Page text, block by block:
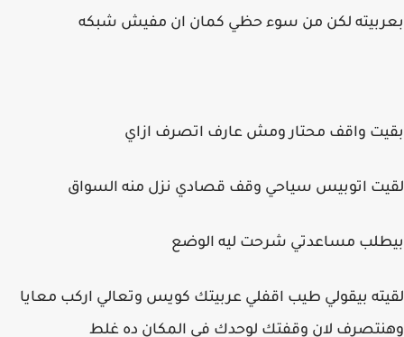
بعربيته لكن من سوء حظي كمان ان مفيش شبكه
بقيت واقف محتار ومش عارف اتصرف ازاي
لقيت اتوبيس سياحي وقف قصادي نزل منه السواق
بيطلب مساعدتي شرحت ليه الوضع
لقيته بيقولي طيب اقفلي عربيتك كويس وتعالي اركب معايا
وهنتصرف لان وقفتك لوحدك في المكان ده غلط